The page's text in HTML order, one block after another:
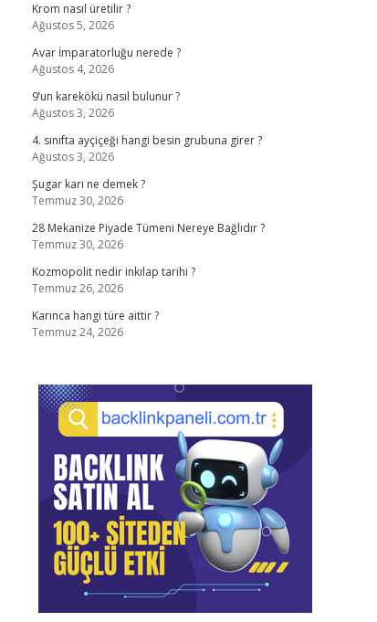
Krom nasıl üretilir ?
Ağustos 5, 2026
Avar İmparatorluğu nerede ?
Ağustos 4, 2026
9’un karekökü nasıl bulunur ?
Ağustos 3, 2026
4. sınıfta ayçiçeği hangi besin grubuna girer ?
Ağustos 3, 2026
Şugar karı ne demek ?
Temmuz 30, 2026
28 Mekanize Piyade Tümeni Nereye Bağlıdır ?
Temmuz 30, 2026
Kozmopolit nedir inkılap tarihi ?
Temmuz 26, 2026
Karınca hangi türe aittir ?
Temmuz 24, 2026